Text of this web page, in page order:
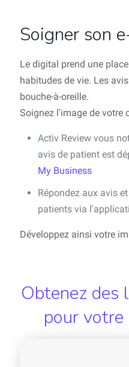
Soigner son
Le digital prend une
habitudes de vie. Les
bouche-à-oreille.
Soignez l'image de votre
Activ Review vous
avis de patient est
My Business
Répondez aux avis
patients via
Développez ainsi votre
Obtenez des
pour